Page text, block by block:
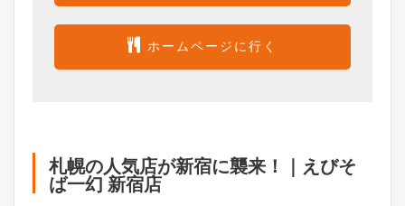
ホームページに行く
札幌の人気店が新宿に襲来！｜えびそ
ば一幻 新宿店